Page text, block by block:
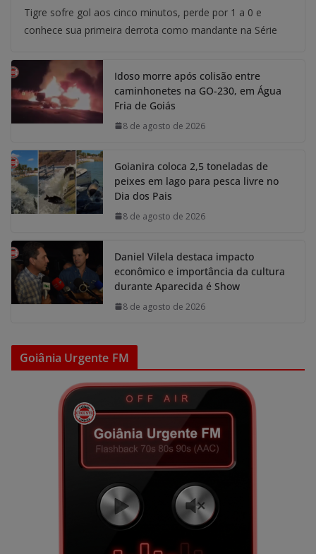
Tigre sofre gol aos cinco minutos, perde por 1 a 0 e
conhece sua primeira derrota como mandante na Série
Idoso morre após colisão entre
caminhonetes na GO-230, em Água
Fria de Goiás
8 de agosto de 2026
Goianira coloca 2,5 toneladas de
peixes em lago para pesca livre no
Dia dos Pais
8 de agosto de 2026
Daniel Vilela destaca impacto
econômico e importância da cultura
durante Aparecida é Show
8 de agosto de 2026
Goiânia Urgente FM